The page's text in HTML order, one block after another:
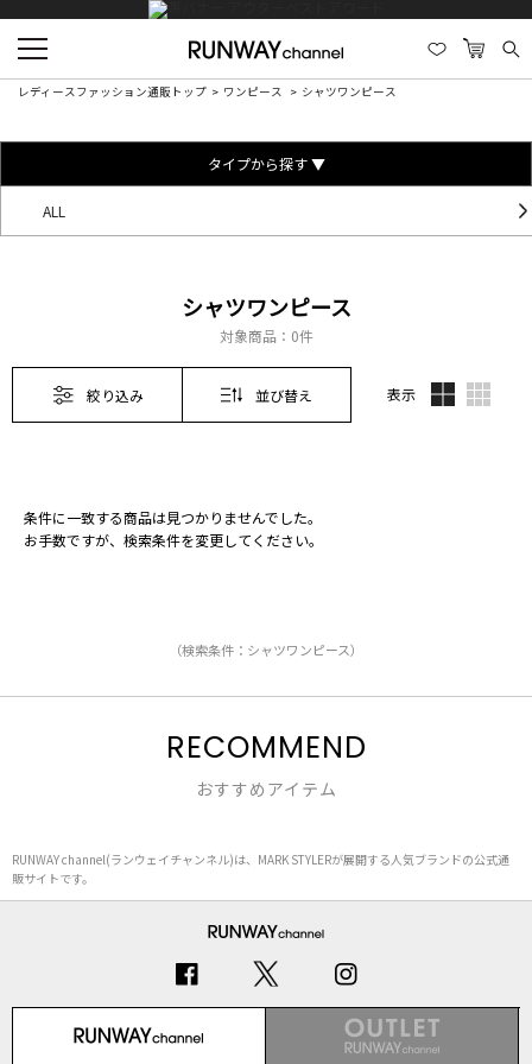
レディースファッション通販トップ ワンピース シャツワンピース
タイプから探す ▼
ALL
シャツワンピース
対象商品： 0件
絞り込み 並び替え 表示
条件に一致する商品は見つかりませんでした。
お手数ですが、検索条件を変更してください。
（検索条件：シャツワンピース）
RECOMMEND
おすすめアイテム
RUNWAY channel(ランウェイチャンネル)は、MARK STYLERが展開する人気ブランドの公式通
販サイトです。